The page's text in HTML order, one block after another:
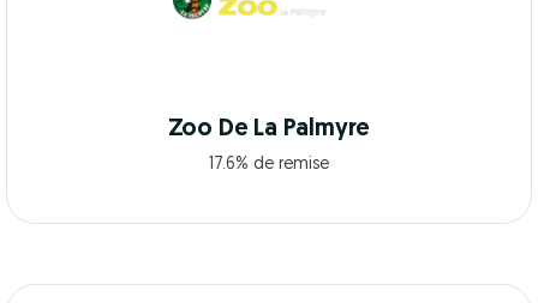
Zoo De La Palmyre
17.6% de remise